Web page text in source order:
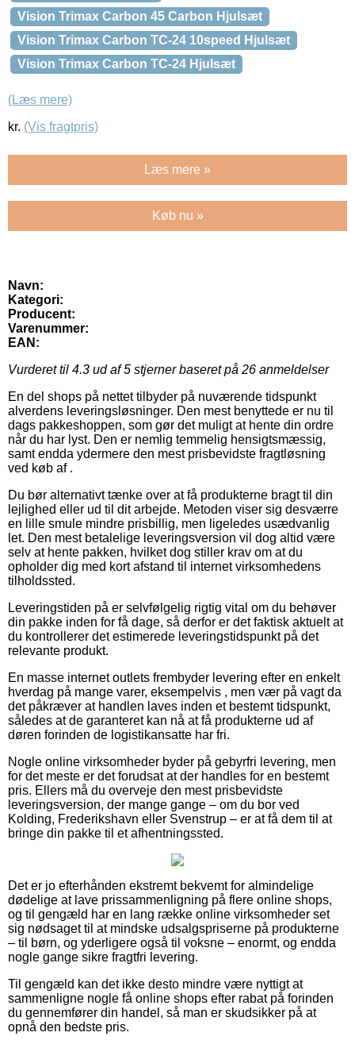
Vision Trimax Carbon 45 Carbon Hjulsæt
Vision Trimax Carbon TC-24 10speed Hjulsæt
Vision Trimax Carbon TC-24 Hjulsæt
(Læs mere)
kr. (Vis fragtpris)
Læs mere »
Køb nu »
Navn:
Kategori:
Producent:
Varenummer:
EAN:
Vurderet til 4.3 ud af 5 stjerner baseret på 26 anmeldelser
En del shops på nettet tilbyder på nuværende tidspunkt
alverdens leveringsløsninger. Den mest benyttede er nu til
dags pakkeshoppen, som gør det muligt at hente din ordre
når du har lyst. Den er nemlig temmelig hensigtsmæssig,
samt endda ydermere den mest prisbevidste fragtløsning
ved køb af .
Du bør alternativt tænke over at få produkterne bragt til din
lejlighed eller ud til dit arbejde. Metoden viser sig desværre
en lille smule mindre prisbillig, men ligeledes usædvanlig
let. Den mest betalelige leveringsversion vil dog altid være
selv at hente pakken, hvilket dog stiller krav om at du
opholder dig med kort afstand til internet virksomhedens
tilholdssted.
Leveringstiden på er selvfølgelig rigtig vital om du behøver
din pakke inden for få dage, så derfor er det faktisk aktuelt at
du kontrollerer det estimerede leveringstidspunkt på det
relevante produkt.
En masse internet outlets frembyder levering efter en enkelt
hverdag på mange varer, eksempelvis , men vær på vagt da
det påkræver at handlen laves inden et bestemt tidspunkt,
således at de garanteret kan nå at få produkterne ud af
døren forinden de logistikansatte har fri.
Nogle online virksomheder byder på gebyrfri levering, men
for det meste er det forudsat at der handles for en bestemt
pris. Ellers må du overveje den mest prisbevidste
leveringsversion, der mange gange – om du bor ved
Kolding, Frederikshavn eller Svenstrup – er at få dem til at
bringe din pakke til et afhentningssted.
Det er jo efterhånden ekstremt bekvemt for almindelige
dødelige at lave prissammenligning på flere online shops,
og til gengæld har en lang række online virksomheder set
sig nødsaget til at mindske udsalgspriserne på produkterne
– til børn, og yderligere også til voksne – enormt, og endda
nogle gange sikre fragtfri levering.
Til gengæld kan det ikke desto mindre være nyttigt at
sammenligne nogle få online shops efter rabat på forinden
du gennemfører din handel, så man er skudsikker på at
opnå den bedste pris.